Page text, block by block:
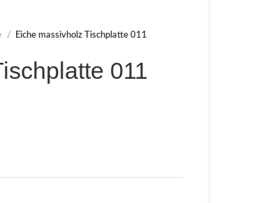
Eiche massivholz Tischplatte 011
011